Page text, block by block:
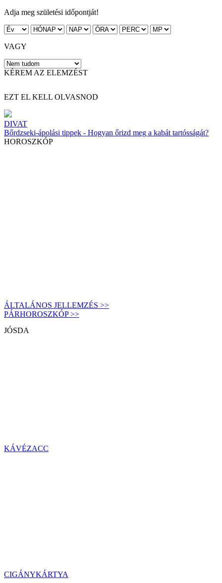
Adja meg születési időpontját!
VAGY
KÉREM AZ ELEMZÉST
EZT EL KELL OLVASNOD
DIVAT
Bőrdzseki-ápolási tippek - Hogyan őrizd meg a kabát tartósságát?
HOROSZKÓP
ÁLTALÁNOS JELLEMZÉS >>
PÁRHOROSZKÓP >>
JÓSDA
KÁVÉZACC
CIGÁNYKÁRTYA